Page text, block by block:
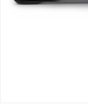
Honda - Elverk & Pumpar